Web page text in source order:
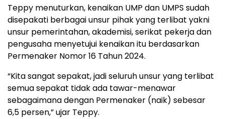
Teppy menuturkan, kenaikan UMP dan UMPS sudah
disepakati berbagai unsur pihak yang terlibat yakni
unsur pemerintahan, akademisi, serikat pekerja dan
pengusaha menyetujui kenaikan itu berdasarkan
Permenaker Nomor 16 Tahun 2024.
“Kita sangat sepakat, jadi seluruh unsur yang terlibat
semua sepakat tidak ada tawar-menawar
sebagaimana dengan Permenaker (naik) sebesar
6,5 persen,” ujar Teppy.